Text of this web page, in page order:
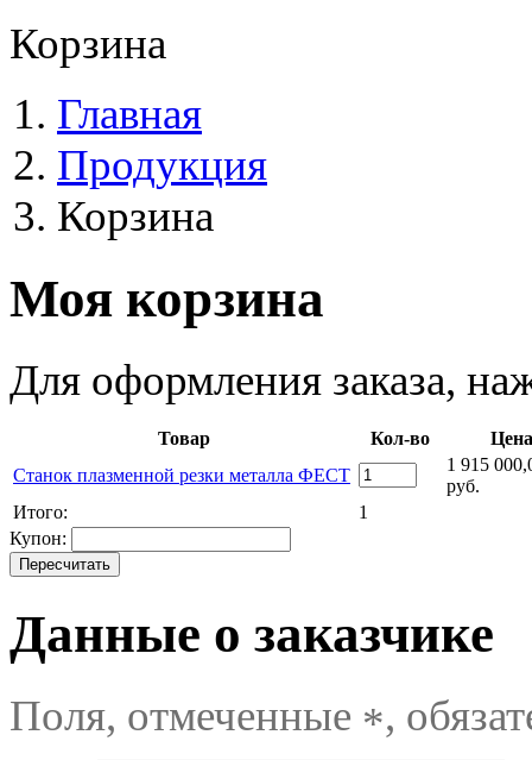
Корзина
Главная
Продукция
Корзина
Моя корзина
Для оформления заказа,
Товар Кол-во
Цена
Станок плазменной резки металла ФЕСТ
1 915
руб.
Итого:
1
Купон:
Данные о заказчике
Поля, отмеченные *,